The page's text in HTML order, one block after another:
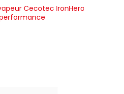
Cecotec IronHero